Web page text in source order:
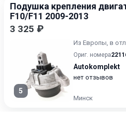
Подушка крепления
F10/F11 2009-2013
3 325 ₽
5
Из Европы, в
Ориг. номера
Autokomplekt
нет отзывов
Минск